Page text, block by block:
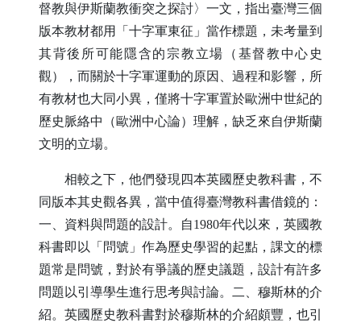
督教與伊斯蘭教衝突之探討〉一文，指出臺灣三個
版本教材都用「十字軍東征」當作標題，未考量到
其背後所可能隱含的宗教立場（基督教中心史
觀），而關於十字軍運動的原因、過程和影響，所
有教材也大同小異，僅將十字軍置於歐洲中世紀的
歷史脈絡中（歐洲中心論）理解，缺乏來自伊斯蘭
文明的立場。
相較之下，他們發現四本英國歷史教科書，不
同版本其史觀各異，當中值得臺灣教科書借鏡的：
一、資料與問題的設計。自1980年代以來，英國教
科書即以「問號」作為歷史學習的起點，課文的標
題常是問號，對於有爭議的歷史議題，設計有許多
問題以引導學生進行思考與討論。二、穆斯林的介
紹。英國歷史教科書對於穆斯林的介紹頗豐，也引